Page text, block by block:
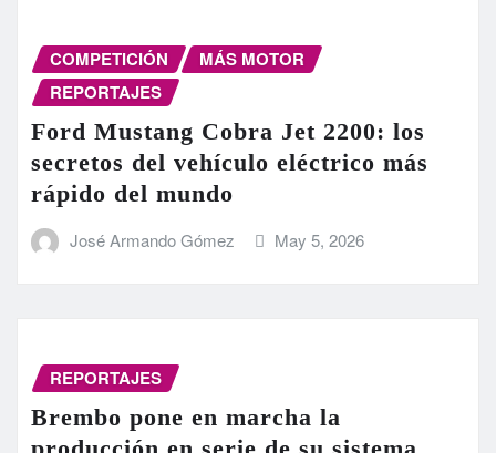
COMPETICIÓN
MÁS MOTOR
REPORTAJES
Ford Mustang Cobra Jet 2200: los
secretos del vehículo eléctrico más
rápido del mundo
José Armando Gómez May 5, 2026
REPORTAJES
Brembo pone en marcha la